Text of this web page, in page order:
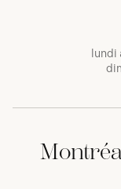
lundi